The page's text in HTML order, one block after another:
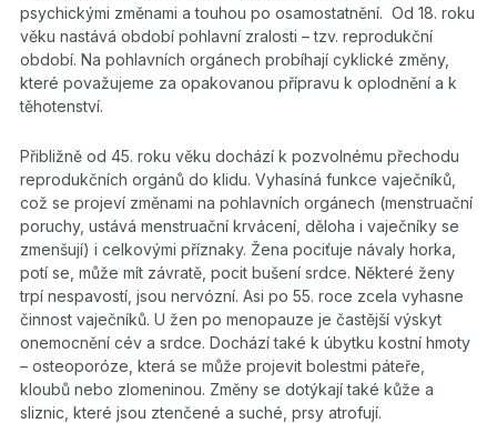
psychickými změnami a touhou po osamostatnění. Od 18. roku
věku nastává období pohlavní zralosti – tzv. reprodukční
období. Na pohlavních orgánech probíhají cyklické změny,
které považujeme za opakovanou přípravu k oplodnění a k
těhotenství.
Přibližně od 45. roku věku dochází k pozvolnému přechodu
reprodukčních orgánů do klidu. Vyhasíná funkce vaječníků,
což se projeví změnami na pohlavních orgánech (menstruační
poruchy, ustává menstruační krvácení, děloha i vaječníky se
zmenšují) i celkovými příznaky. Žena pociťuje návaly horka,
potí se, může mít závratě, pocit bušení srdce. Některé ženy
trpí nespavostí, jsou nervózní. Asi po 55. roce zcela vyhasne
činnost vaječníků. U žen po menopauze je častější výskyt
onemocnění cév a srdce. Dochází také k úbytku kostní hmoty
– osteoporóze, která se může projevit bolestmi páteře,
kloubů nebo zlomeninou. Změny se dotýkají také kůže a
sliznic, které jsou ztenčené a suché, prsy atrofují.